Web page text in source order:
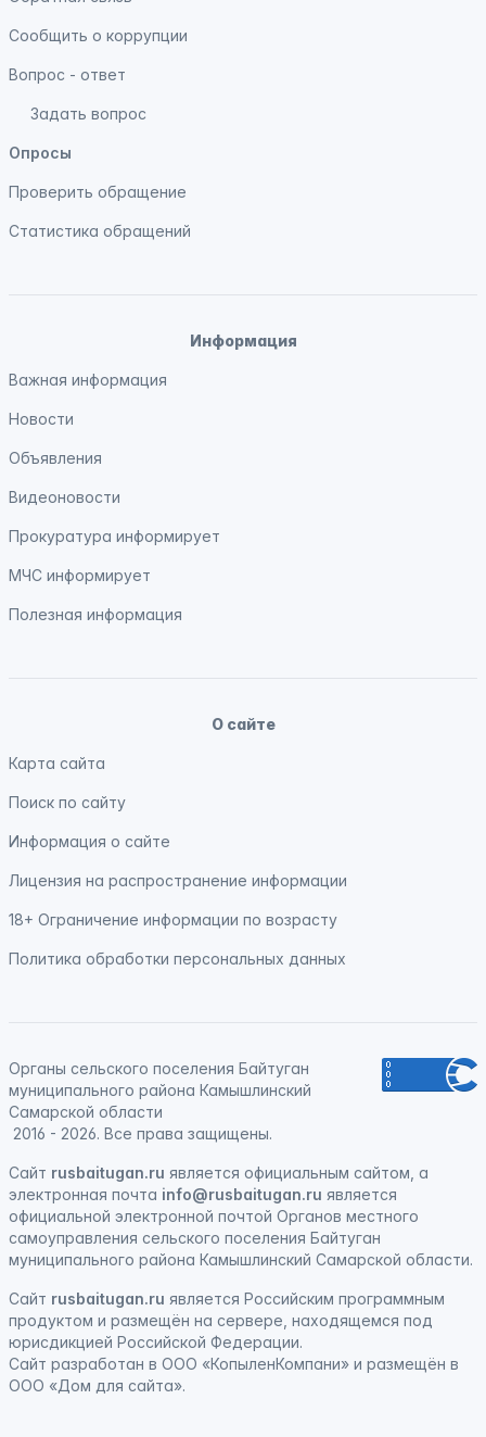
Сообщить о коррупции
Вопрос - ответ
Задать вопрос
Опросы
Проверить обращение
Статистика обращений
Информация
Важная информация
Новости
Объявления
Видеоновости
Прокуратура информирует
МЧС информирует
Полезная информация
О сайте
Карта сайта
Поиск по сайту
Информация о сайте
Лицензия на распространение информации
18+ Ограничение информации по возрасту
Политика обработки персональных данных
Органы сельского поселения Байтуган
муниципального района Камышлинский
Самарской области
2016 - 2026. Все права защищены.
Сайт rusbaitugan.ru является официальным сайтом, а
электронная почта info@rusbaitugan.ru является
официальной электронной почтой Органов местного
самоуправления сельского поселения Байтуган
муниципального района Камышлинский Самарской области.
Сайт rusbaitugan.ru является Российским программным
продуктом и размещён на сервере, находящемся под
юрисдикцией Российской Федерации.
Сайт разработан в ООО «КопыленКомпани» и размещён в
ООО «Дом для сайта».